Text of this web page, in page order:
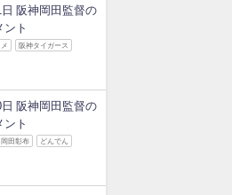
阪神岡田監督の
ント
阪神タイガース
阪神岡田監督の
ント
岡田彰布 どんでん